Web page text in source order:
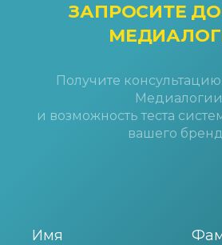
ЗАПРОСИТЕ
Получите консультацию
Медиалогии
и возможность теста
вашего